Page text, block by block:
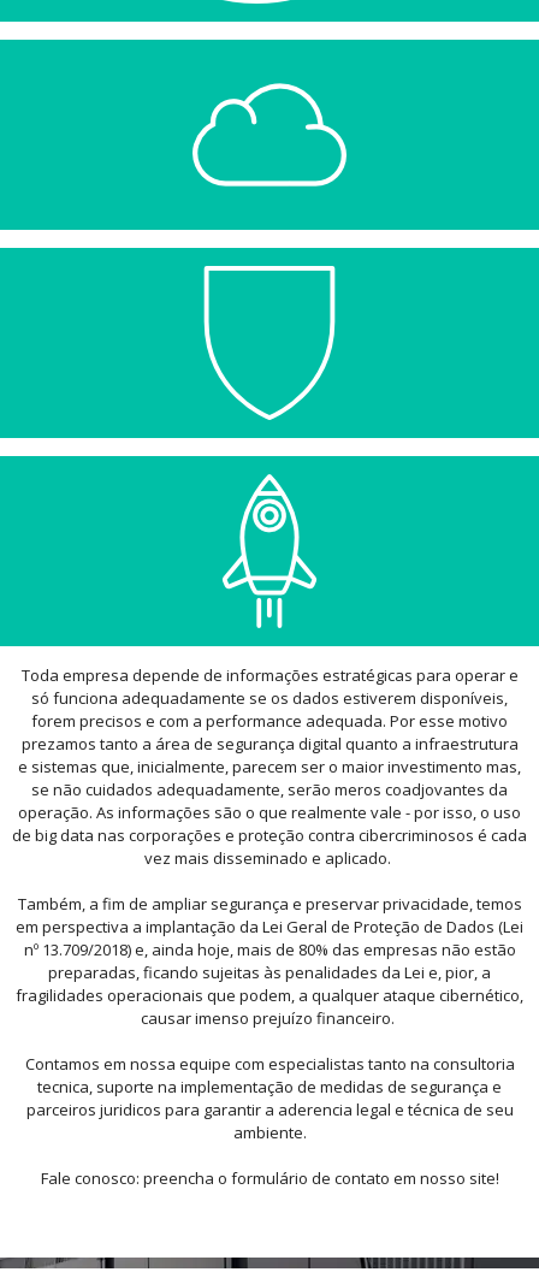
Toda empresa depende de informações estratégicas para operar e
só funciona adequadamente se os dados estiverem disponíveis,
forem precisos e com a performance adequada. Por esse motivo
prezamos tanto a área de segurança digital quanto a infraestrutura
e sistemas que, inicialmente, parecem ser o maior investimento mas,
se não cuidados adequadamente, serão meros coadjovantes da
operação. As informações são o que realmente vale - por isso, o uso
de big data nas corporações e proteção contra cibercriminosos é cada
vez mais disseminado e aplicado.
Também, a fim de ampliar segurança e preservar privacidade, temos
em perspectiva a implantação da Lei Geral de Proteção de Dados (Lei
nº 13.709/2018) e, ainda hoje, mais de 80% das empresas não estão
preparadas, ficando sujeitas às penalidades da Lei e, pior, a
fragilidades operacionais que podem, a qualquer ataque cibernético,
causar imenso prejuízo financeiro.
Contamos em nossa equipe com especialistas tanto na consultoria
tecnica, suporte na implementação de medidas de segurança e
parceiros juridicos para garantir a aderencia legal e técnica de seu
ambiente.
Fale conosco: preencha o formulário de contato em nosso site!